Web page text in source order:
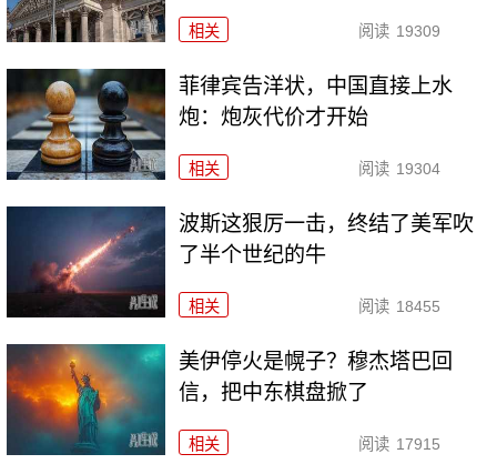
相关 阅读 19309
菲律宾告洋状，中国直接上水
炮：炮灰代价才开始
相关 阅读 19304
波斯这狠厉一击，终结了美军吹
了半个世纪的牛
相关 阅读 18455
美伊停火是幌子？穆杰塔巴回
信，把中东棋盘掀了
相关 阅读 17915